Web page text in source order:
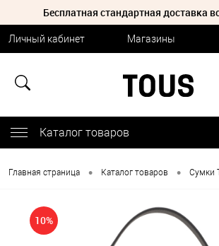
Бесплатная стандартная доставка
Личный кабинет Магазины
Каталог товаров
Главная страница • Каталог товаров • Сумки
10%